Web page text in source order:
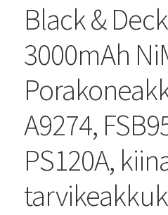
Black &
3000mAh
A9274,
PS120A,